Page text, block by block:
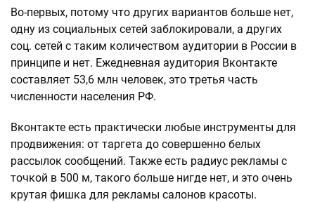
Во-первых, потому что других вариантов больше нет,
одну из социальных сетей заблокировали, а других
соц. сетей с таким количеством аудитории в России в
принципе и нет. Ежедневная аудитория Вконтакте
составляет 53,6 млн человек, это третья часть
численности населения РФ.
Вконтакте есть практически любые инструменты для
продвижения: от таргета до совершенно белых
рассылок сообщений. Также есть радиус рекламы с
точкой в 500 м, такого больше нигде нет, и это очень
крутая фишка для рекламы салонов красоты.